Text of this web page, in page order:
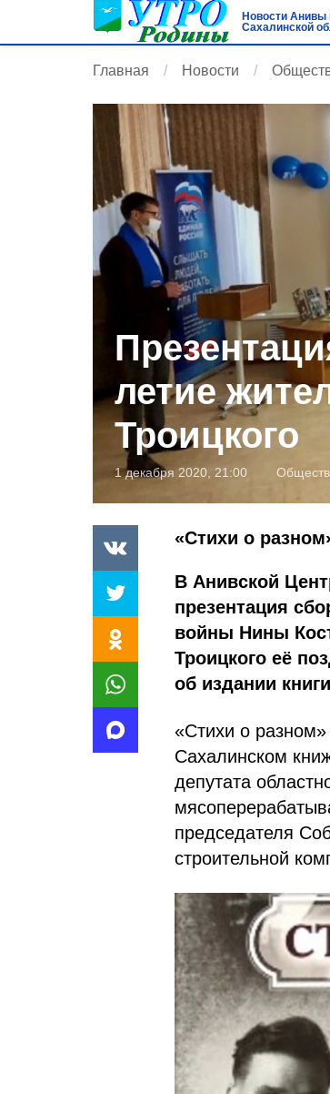
Новости Анивы
Сахалинской
Главная Новости
летие
Троицкого
1 декабря 2020, 21:00
«Стихи о
В Анивской
презентация
войны Нины
Троицкого её
об издании
«Стихи о
Сахалинском
депутата
председателя
строительной